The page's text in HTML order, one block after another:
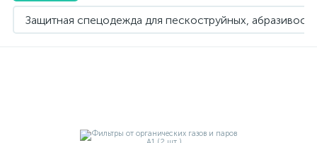
Защитная спецодежда для пескоструйных,